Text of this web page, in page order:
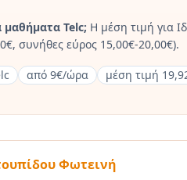
μαθήματα Telc; Η μέση τιμή για
συνήθες εύρος 15,00€-20,00€).
από 9€/ώρα μέση τιμή
Φωτεινή